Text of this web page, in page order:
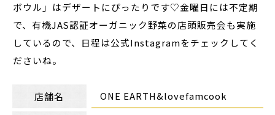
ボウル」はデザートにぴったりです♡金曜日には不定期
で、有機JAS認証オーガニック野菜の店頭販売会も実施
しているので、日程は公式Instagramをチェックしてく
ださいね。
店舗名 ONE EARTH&lovefamcook